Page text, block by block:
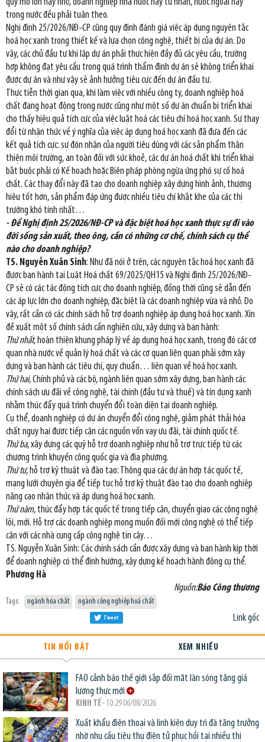
trong nước đều phải tuân theo.
Nghị định 25/2026/NĐ-CP cũng quy định đánh giá việc áp dụng nguyên tắc
hoá học xanh trong thiết kế và lựa chọn công nghệ, thiết bị của dự án. Do
vậy, các chủ đầu tư khi lập dự án phải thực hiện đầy đủ các yêu cầu, trường
hợp không đạt yêu cầu trong quá trình thẩm định dự án sẽ không triển khai
được dự án và như vậy sẽ ảnh hưởng tiêu cực đến dự án đầu tư.
Thực tiễn thời gian qua, khi làm việc với nhiều công ty, doanh nghiệp hoá
chất đang hoạt động trong nước cũng như một số dự án chuẩn bị triển khai
cho thấy hiệu quả tích cực của việc luật hoá các tiêu chí hoá học xanh. Sự thay
đổi từ nhận thức về ý nghĩa của việc áp dụng hoá học xanh đã đưa đến các
kết quả tích cực: sự đón nhận của người tiêu dùng với các sản phẩm thân
thiện môi trường, an toàn đối với sức khoẻ, các dự án hoá chất khi triển khai
bắt buộc phải có Kế hoạch hoặc Biện pháp phòng ngừa ứng phó sự cố hoá
chất. Các thay đổi này đã tạo cho doanh nghiệp xây dựng hình ảnh, thương
hiệu tốt hơn, sản phẩm đáp ứng được nhiều tiêu chí khắt khe của các thị
trường khó tính nhất…
- Để Nghị định 25/2026/NĐ-CP và đặc biệt hoá học xanh thực sự đi vào
đời sống sản xuất, theo ông, cần có những cơ chế, chính sách cụ thể
nào cho doanh nghiệp?
TS. Nguyễn Xuân Sinh: Như đã nói ở trên, các nguyên tắc hoá học xanh đã
được ban hành tại Luật Hoá chất 69/2025/QH15 và Nghị định 25/2026/NĐ-
CP sẽ có các tác động tích cực cho doanh nghiệp, đồng thời cũng sẽ dẫn đến
các áp lực lớn cho doanh nghiệp, đặc biệt là các doanh nghiệp vừa và nhỏ. Do
vậy, rất cần có các chính sách hỗ trợ doanh nghiệp áp dụng hoá học xanh. Xin
đề xuất một số chính sách cần nghiên cứu, xây dựng và ban hành:
Thứ nhất, hoàn thiện khung pháp lý về áp dụng hoá học xanh, trong đó các cơ
quan nhà nước về quản lý hoá chất và các cơ quan liên quan phải sớm xây
dựng và ban hành các tiêu chí, quy chuẩn… liên quan về hoá học xanh.
Thứ hai,Chính phủ và các bộ, ngành liên quan sớm xây dựng, ban hành các
chính sách ưu đãi về công nghệ, tài chính (đầu tư và thuế) và tín dụng xanh
nhằm thúc đẩy quá trình chuyển đổi toàn diện tại doanh nghiệp.
Cụ thể, doanh nghiệp có dự án chuyển đổi công nghệ, giảm phát thải hóa
chất nguy hại được tiếp cận các nguồn vốn vay ưu đãi, tài chính quốc tế.
Thứ ba, xây dựng các quỹ hỗ trợ doanh nghiệp như hỗ trợ trực tiếp từ các
chương trình khuyến công quốc gia và địa phương.
Thứ tư, hỗ trợ kỹ thuật và đào tạo: Thông qua các dự án hợp tác quốc tế,
mạng lưới chuyên gia để tiếp tục hỗ trợ kỹ thuật đào tạo cho doanh nghiệp
nâng cao nhận thức và áp dụng hoá học xanh.
Thứ năm, thúc đẩy hợp tác quốc tế trong tiếp cận, chuyển giao các công nghệ
lõi, mới. Hỗ trợ các doanh nghiệp mong muốn đối mới công nghệ có thể tiếp
cận với các nhà cung cấp công nghệ tin cậy…
TS. Nguyễn Xuân Sinh: Các chính sách cần được xây dựng và ban hành kịp thời
để doanh nghiệp có thể định hướng, xây dựng kế hoạch hành động cụ thể.
Phương Hà
Nguồn:Báo Công thương
Tags: ngành hóa chất ngành công nghiệp hoá chất
Link gốc
Tweet
TIN NỔI BẬT XEM NHIỀU
FAO cảnh báo thế giới sắp đối mặt làn sóng tăng giá
lương thực mới
KINH TẾ- 10:29 06/08/2026
Xuất khẩu điện thoại và linh kiện duy trì đà tăng trưởng
nhờ nhu cầu tiêu thụ điện tử phục hồi tại nhiều thị